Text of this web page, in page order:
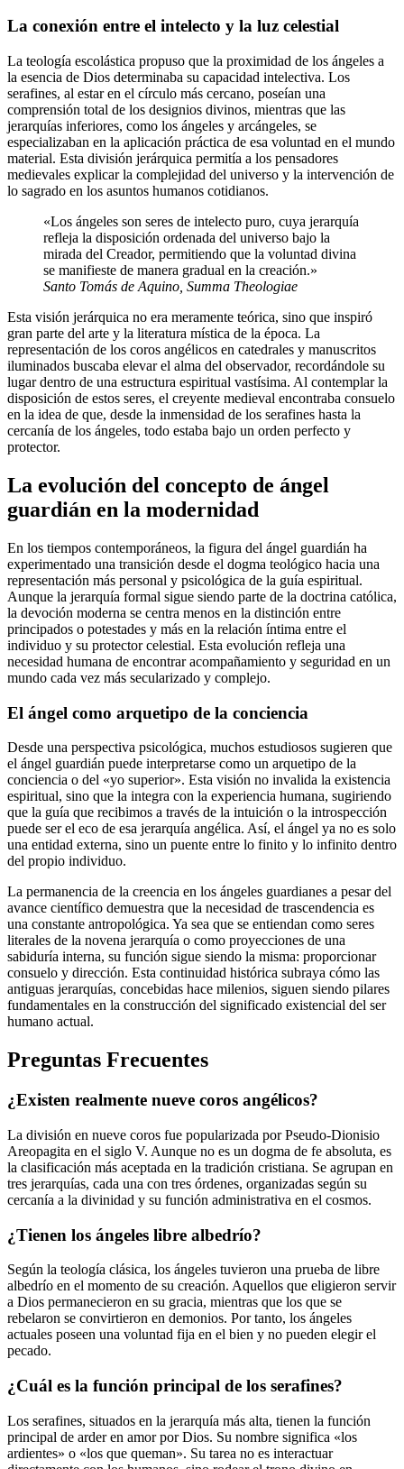
La conexión entre el intelecto y la luz celestial
La teología escolástica propuso que la proximidad de los ángeles a
la esencia de Dios determinaba su capacidad intelectiva. Los
serafines, al estar en el círculo más cercano, poseían una
comprensión total de los designios divinos, mientras que las
jerarquías inferiores, como los ángeles y arcángeles, se
especializaban en la aplicación práctica de esa voluntad en el mundo
material. Esta división jerárquica permitía a los pensadores
medievales explicar la complejidad del universo y la intervención de
lo sagrado en los asuntos humanos cotidianos.
«Los ángeles son seres de intelecto puro, cuya jerarquía
refleja la disposición ordenada del universo bajo la
mirada del Creador, permitiendo que la voluntad divina
se manifieste de manera gradual en la creación.»
Santo Tomás de Aquino, Summa Theologiae
Esta visión jerárquica no era meramente teórica, sino que inspiró
gran parte del arte y la literatura mística de la época. La
representación de los coros angélicos en catedrales y manuscritos
iluminados buscaba elevar el alma del observador, recordándole su
lugar dentro de una estructura espiritual vastísima. Al contemplar la
disposición de estos seres, el creyente medieval encontraba consuelo
en la idea de que, desde la inmensidad de los serafines hasta la
cercanía de los ángeles, todo estaba bajo un orden perfecto y
protector.
La evolución del concepto de ángel
guardián en la modernidad
En los tiempos contemporáneos, la figura del ángel guardián ha
experimentado una transición desde el dogma teológico hacia una
representación más personal y psicológica de la guía espiritual.
Aunque la jerarquía formal sigue siendo parte de la doctrina católica,
la devoción moderna se centra menos en la distinción entre
principados o potestades y más en la relación íntima entre el
individuo y su protector celestial. Esta evolución refleja una
necesidad humana de encontrar acompañamiento y seguridad en un
mundo cada vez más secularizado y complejo.
El ángel como arquetipo de la conciencia
Desde una perspectiva psicológica, muchos estudiosos sugieren que
el ángel guardián puede interpretarse como un arquetipo de la
conciencia o del «yo superior». Esta visión no invalida la existencia
espiritual, sino que la integra con la experiencia humana, sugiriendo
que la guía que recibimos a través de la intuición o la introspección
puede ser el eco de esa jerarquía angélica. Así, el ángel ya no es solo
una entidad externa, sino un puente entre lo finito y lo infinito dentro
del propio individuo.
La permanencia de la creencia en los ángeles guardianes a pesar del
avance científico demuestra que la necesidad de trascendencia es
una constante antropológica. Ya sea que se entiendan como seres
literales de la novena jerarquía o como proyecciones de una
sabiduría interna, su función sigue siendo la misma: proporcionar
consuelo y dirección. Esta continuidad histórica subraya cómo las
antiguas jerarquías, concebidas hace milenios, siguen siendo pilares
fundamentales en la construcción del significado existencial del ser
humano actual.
Preguntas Frecuentes
¿Existen realmente nueve coros angélicos?
La división en nueve coros fue popularizada por Pseudo-Dionisio
Areopagita en el siglo V. Aunque no es un dogma de fe absoluta, es
la clasificación más aceptada en la tradición cristiana. Se agrupan en
tres jerarquías, cada una con tres órdenes, organizadas según su
cercanía a la divinidad y su función administrativa en el cosmos.
¿Tienen los ángeles libre albedrío?
Según la teología clásica, los ángeles tuvieron una prueba de libre
albedrío en el momento de su creación. Aquellos que eligieron servir
a Dios permanecieron en su gracia, mientras que los que se
rebelaron se convirtieron en demonios. Por tanto, los ángeles
actuales poseen una voluntad fija en el bien y no pueden elegir el
pecado.
¿Cuál es la función principal de los serafines?
Los serafines, situados en la jerarquía más alta, tienen la función
principal de arder en amor por Dios. Su nombre significa «los
ardientes» o «los que queman». Su tarea no es interactuar